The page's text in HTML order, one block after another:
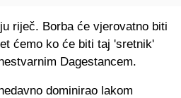
riječ. Borba će vjerovatno biti
ćemo ko će biti taj 'sretnik'
Dagestancem.
dominirao lakom